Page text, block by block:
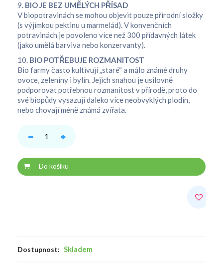
9. BIO JE BEZ UMĚLÝCH PŘÍSAD
V biopotravinách se mohou objevit pouze přírodní složky
(s výjimkou pektinu u marmelád). V konvenčních
potravinách je povoleno více než 300 přídavných látek
(jako umělá barviva nebo konzervanty).
10. BIO POTŘEBUJE ROZMANITOST
Bio farmy často kultivují „staré“ a málo známé druhy
ovoce, zeleniny i bylin. Jejich snahou je usilovně
podporovat potřebnou rozmanitost v přírodě, proto do
své biopůdy vysazují daleko více neobvyklých plodin,
nebo chovají méně známá zvířata.
Do košíku
Dostupnost: Skladem